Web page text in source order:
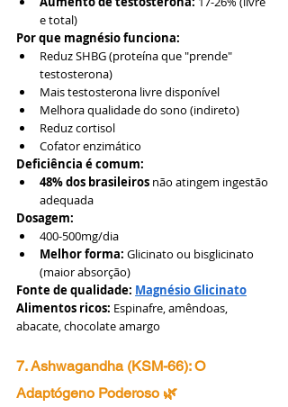
e total)
Por que magnésio funciona:
Reduz SHBG (proteína que "prende"
testosterona)
Mais testosterona livre disponível
Melhora qualidade do sono (indireto)
Reduz cortisol
Cofator enzimático
Deficiência é comum:
48% dos brasileiros não atingem ingestão
adequada
Dosagem:
400-500mg/dia
Melhor forma: Glicinato ou bisglicinato
(maior absorção)
Fonte de qualidade: Magnésio Glicinato
Alimentos ricos: Espinafre, amêndoas,
abacate, chocolate amargo
7. Ashwagandha (KSM-66): O
Adaptógeno Poderoso 🌿